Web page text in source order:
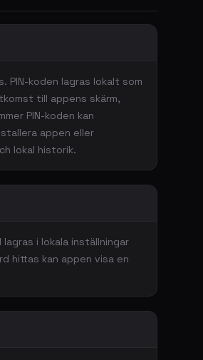
koden lagras lokalt som
till appens skärm,
PIN-koden kan
appen eller
lokal historik.
i lokala inställningar
hittas kan appen visa en